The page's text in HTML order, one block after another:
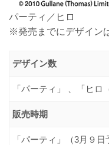
パーティ／ヒロ
※発売までにデザイン
デザイン数
「パーティ」 、「ヒ
販売時期
「パーティ」（3月９